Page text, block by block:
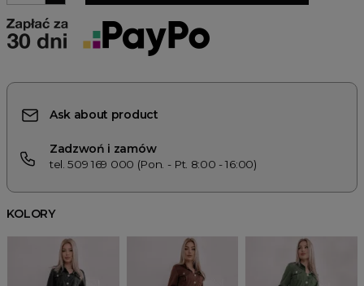
Ask about product
Zadzwoń i zamów
tel. 509 169 000 (Pon. - Pt. 8:00 - 16:00)
KOLORY